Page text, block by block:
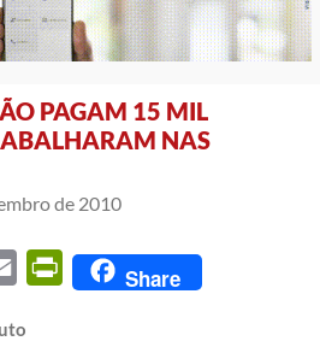
PAGAM 15 MIL
NAS
de 2010
Email PrintFriendly
Share